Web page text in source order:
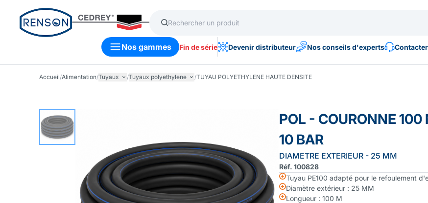
Nos gammes Fin de série Devenir distributeur Nos conseils d'experts
Accueil/Alimentation/Tuyaux /Tuyaux polyethylene /TUYAU POLYETHYLENE HAUTE DENSITE
POL - COURONNE 100
10 BAR
DIAMETRE EXTERIEUR - 25 MM
Réf. 100828
Tuyau PE100 adapté pour le refoulement
Diamètre extérieur : 25 MM
Longueur : 100 M